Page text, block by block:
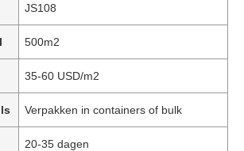
JS108
500m2
35-60 USD/m2
Verpakken in containers of bulk
20-35 dagen